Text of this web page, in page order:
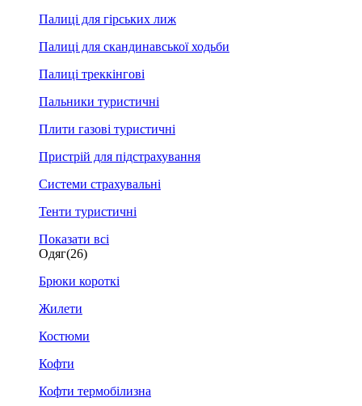
Палиці для гірських лиж
Палиці для скандинавської ходьби
Палиці треккінгові
Пальники туристичні
Плити газові туристичні
Пристрій для підстрахування
Системи страхувальні
Тенти туристичні
Показати всі
Одяг(26)
Брюки короткі
Жилети
Костюми
Кофти
Кофти термобілизна